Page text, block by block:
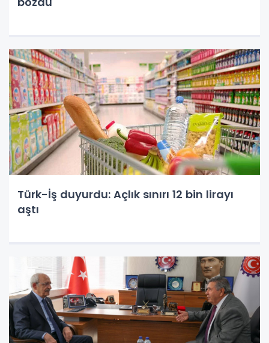
Türk-İş duyurdu: Açlık sınırı 12 bin lirayı
aştı